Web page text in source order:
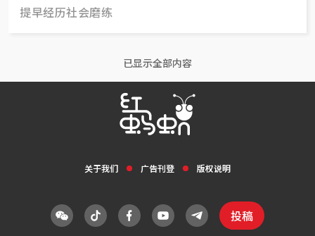
提早经历社会磨练
已显示全部内容
关于我们 广告刊登 版权说明
投稿